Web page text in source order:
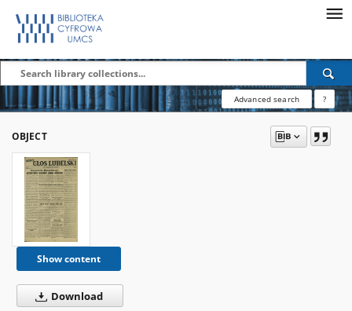
Advanced search ?
OBJECT
Show content
Download